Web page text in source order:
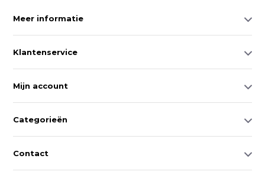
Meer informatie
Klantenservice
Mijn account
Categorieën
Contact